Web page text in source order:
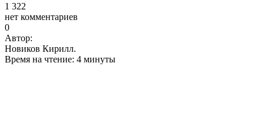
1 322
нет комментариев
0
Автор:
Новиков Кирилл.
Время на чтение: 4 минуты